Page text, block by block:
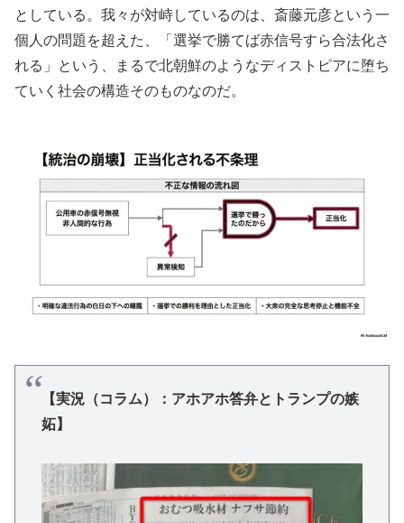
としている。我々が対峙しているのは、斎藤元彦という一
個人の問題を超えた、「選挙で勝てば赤信号すら合法化さ
れる」という、まるで北朝鮮のようなディストピアに堕ち
ていく社会の構造そのものなのだ。
【実況（コラム）：アホアホ答弁とトランプの嫉
妬】